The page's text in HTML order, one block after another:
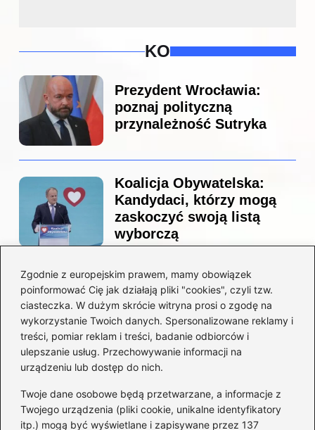
Zgodnie z europejskim prawem, mamy obowiązek
poinformować Cię jak działają pliki "cookies", czyli tzw.
ciasteczka. W dużym skrócie witryna prosi o zgodę na
wykorzystanie Twoich danych. Spersonalizowane reklamy i
treści, pomiar reklam i treści, badanie odbiorców i
ulepszanie usług. Przechowywanie informacji na
urządzeniu lub dostęp do nich.
Twoje dane osobowe będą przetwarzane, a informacje z
Twojego urządzenia (pliki cookie, unikalne identyfikatory
itp.) mogą być wyświetlane i zapisywane przez 137
KO
Prezydent Wrocławia:
poznaj polityczną
przynależność Sutryka
Koalicja Obywatelska:
Kandydaci, którzy mogą
zaskoczyć swoją listą
wyborczą
Co naprawdę sprzedał
Tusk? Zaskakujące kulisy
wyprzedaży spółek
państwowych
Borys Budka: odkryj kulisy
jego fascynującej kariery